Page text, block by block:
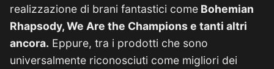
realizzazione di brani fantastici come Bohemian
Rhapsody, We Are the Champions e tanti altri
ancora. Eppure, tra i prodotti che sono
universalmente riconosciuti come migliori dei